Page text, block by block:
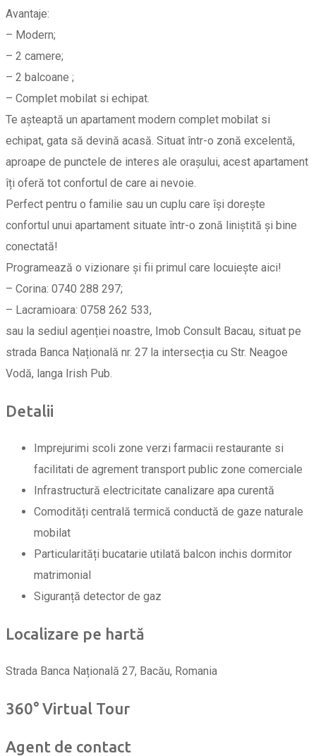
Avantaje:
– Modern;
– 2 camere;
– 2 balcoane ;
– Complet mobilat si echipat.
Te așteaptă un apartament modern complet mobilat si
echipat, gata să devină acasă. Situat într-o zonă excelentă,
aproape de punctele de interes ale orașului, acest apartament
îți oferă tot confortul de care ai nevoie.
Perfect pentru o familie sau un cuplu care își dorește
confortul unui apartament situate într-o zonă liniștită și bine
conectată!
Programează o vizionare și fii primul care locuiește aici!
– Corina: 0740 288 297;
– Lacramioara: 0758 262 533,
sau la sediul agenției noastre, Imob Consult Bacau, situat pe
strada Banca Națională nr. 27 la intersecția cu Str. Neagoe
Vodă, langa Irish Pub.
Detalii
Imprejurimi scoli zone verzi farmacii restaurante si
facilitati de agrement transport public zone comerciale
Infrastructură electricitate canalizare apa curentă
Comodități centrală termică conductă de gaze naturale
mobilat
Particularități bucatarie utilată balcon inchis dormitor
matrimonial
Siguranță detector de gaz
Localizare pe hartă
Strada Banca Națională 27, Bacău, Romania
360° Virtual Tour
Agent de contact